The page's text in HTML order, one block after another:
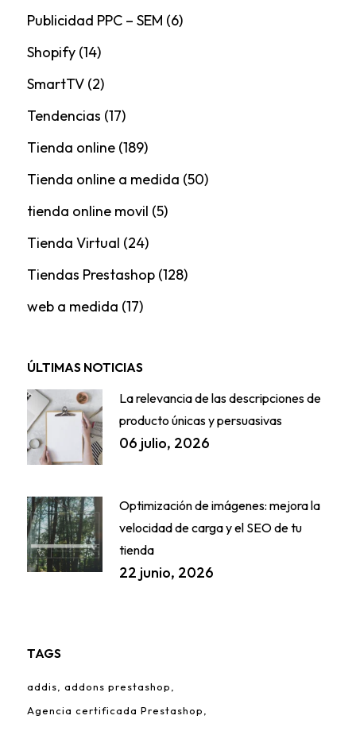
Publicidad PPC – SEM (6)
Shopify(14)
SmartTV(2)
Tendencias (17)
Tienda online(189)
Tienda online a medida (50)
tienda online movil (5)
Tienda Virtual (24)
Tiendas Prestashop(128)
web a medida (17)
ÚLTIMAS NOTICIAS
La relevancia de las descripciones de
producto únicas y persuasivas
06 julio, 2026
Optimización de imágenes: mejora la
velocidad de carga y el SEO de tu
tienda
22 junio, 2026
TAGS
addis
addons prestashop
Agencia certificada Prestashop